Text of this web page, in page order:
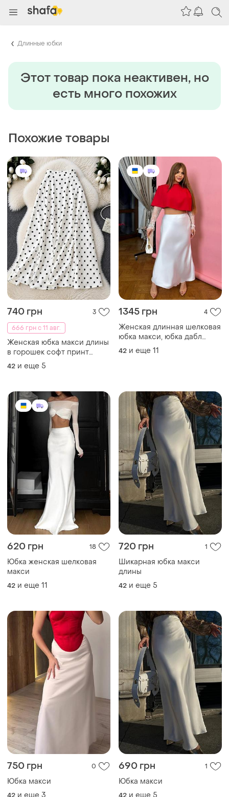
Длинные юбки
Этот товар пока неактивен, но
есть много похожих
Похожие товары
740 грн
3
666 грн с 11 авг.
Женская юбка макси длины
в горошек софт принт
высокая посадка
42 и еще 5
1345 грн 4
Женская длинная шелковая
юбка макси, юбка дабл
шелк
42 и еще 11
620 грн 18
Юбка женская шелковая
макси
42 и еще 11
720 грн 1
Шикарная юбка макси
длины
42 и еще 5
750 грн 0
Юбка макси
690 грн 1
Юбка макси